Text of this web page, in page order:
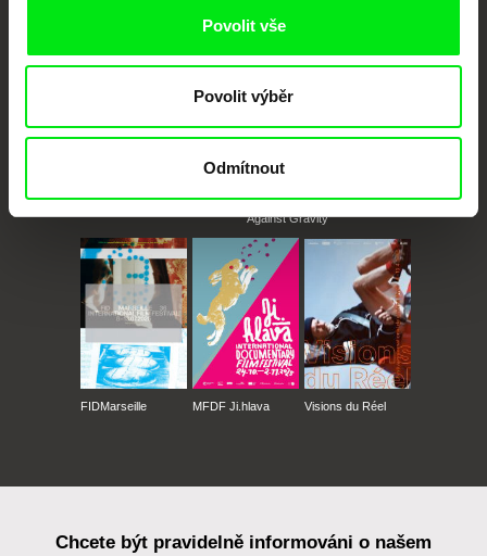
Povolit vše
Povolit výběr
Odmítnout
CPH:DOX Doclisboa
Millennium Docs
Against Gravity
DOK Leipzig
FIDMarseille MFDF Ji.hlava Visions du Réel
Chcete být pravidelně informováni o našem